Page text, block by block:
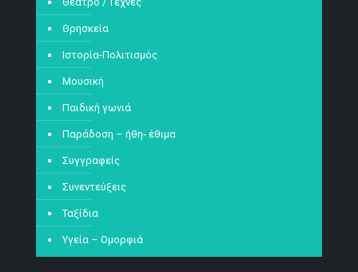
Θρησκεία
Ιστορία-Πολιτισμός
Μουσική
Παιδική γωνιά
Παράδοση – ήθη- έθιμα
Συγγραφείς
Συνεντεύξεις
Ταξίδια
Υγεία – Ομορφιά